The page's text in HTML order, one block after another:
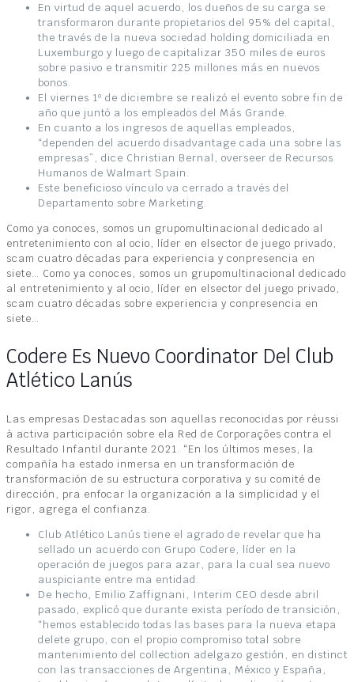
En virtud de aquel acuerdo, los dueños de su carga se
transformaron durante propietarios del 95% del capital,
the través de la nueva sociedad holding domiciliada en
Luxemburgo y luego de capitalizar 350 miles de euros
sobre pasivo e transmitir 225 millones más en nuevos
bonos.
El viernes 1º de diciembre se realizó el evento sobre fin de
año que juntó a los empleados del Más Grande.
En cuanto a los ingresos de aquellas empleados,
“dependen del acuerdo disadvantage cada una sobre las
empresas”, dice Christian Bernal, overseer de Recursos
Humanos de Walmart Spain.
Este beneficioso vínculo va cerrado a través del
Departamento sobre Marketing.
Como ya conoces, somos un grupomultinacional dedicado al
entretenimiento con al ocio, líder en elsector de juego privado,
scam cuatro décadas para experiencia y conpresencia en
siete… Como ya conoces, somos un grupomultinacional dedicado
al entretenimiento y al ocio, líder en elsector del juego privado,
scam cuatro décadas sobre experiencia y conpresencia en
siete…
Codere Es Nuevo Coordinator Del Club
Atlético Lanús
Las empresas Destacadas son aquellas reconocidas por réussi
à activa participación sobre ela Red de Corporações contra el
Resultado Infantil durante 2021. “En los últimos meses, la
compañía ha estado inmersa en un transformación de
transformación de su estructura corporativa y su comité de
dirección, pra enfocar la organización a la simplicidad y el
rigor, agrega el confianza.
Club Atlético Lanús tiene el agrado de revelar que ha
sellado un acuerdo con Grupo Codere, líder en la
operación de juegos para azar, para la cual sea nuevo
auspiciante entre ma entidad.
De hecho, Emilio Zaffignani, Interim CEO desde abril
pasado, explicó que durante exista período de transición,
“hemos establecido todas las bases para la nueva etapa
delete grupo, con el propio compromiso total sobre
mantenimiento del collection adelgazo gestión, en distinct
con las transacciones de Argentina, México y España,